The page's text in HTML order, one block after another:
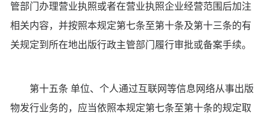
管部门办理营业执照或者在营业执照企业经营范围后加注
相关内容，并按照本规定第七条至第十条及第十三条的有
关规定到所在地出版行政主管部门履行审批或备案手续。
第十五条 单位、个人通过互联网等信息网络从事出版
物发行业务的，应当依照本规定第七条至第十条的规定取